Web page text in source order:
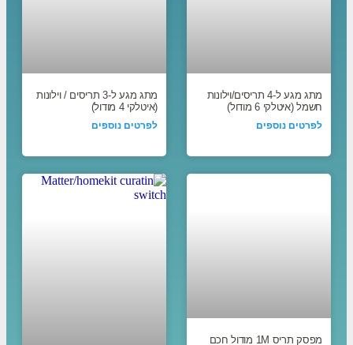
מתג מגע ל-4 תריסים/וילונות
חשמל (איטלקי 6 מודול)
לפרטים נוספים
מתג מגע ל-3 תריסים / וילונות
(איטלקי 4 מודול)
לפרטים נוספים
מפסק תריס 1M מודול חכם